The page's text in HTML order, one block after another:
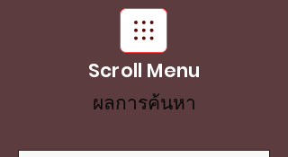
Scroll Menu
ผลการค้นหา